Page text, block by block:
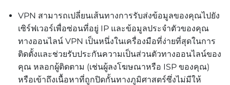
VPN สามารถเปลี่ยนเส้นทางการรับส่งข้อมูลของคุณไปยัง
เซิร์ฟเวอร์เพื่อซ่อนที่อยู่ IP และข้อมูลประจำตัวของคุณ
ทางออนไลน์ VPN เป็นหนึ่งในเครื่องมือที่ง่ายที่สุดในการ
ติดตั้งและช่วยรับประกันความเป็นส่วนตัวทางออนไลน์ของ
คุณ หลอกผู้ติดตาม (เช่นผู้ลงโฆษณาหรือ ISP ของคุณ)
หรือเข้าถึงเนื้อหาที่ถูกปิดกั้นทางภูมิศาสตร์ซึ่งไม่มีให้